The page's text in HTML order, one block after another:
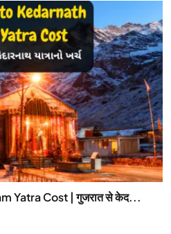
Yatra Cost | गुजरात से केद...